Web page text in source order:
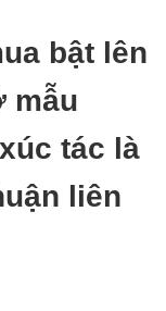
bật lên
mẫu
tác là
liên